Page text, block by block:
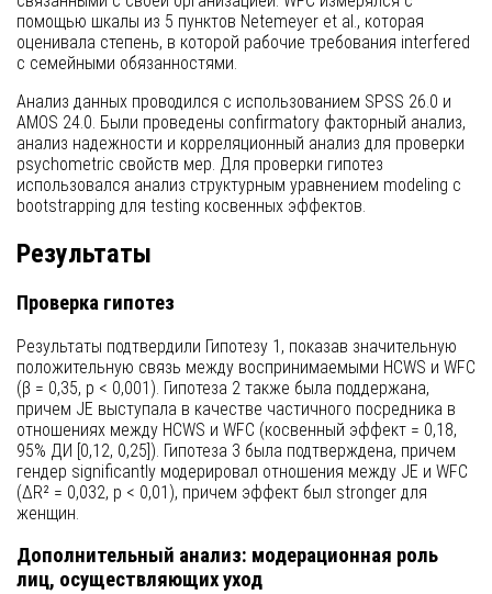
помощью шкалы из 5 пунктов Netemeyer et al., которая
оценивала степень, в которой рабочие требования interfered
с семейными обязанностями.
Анализ данных проводился с использованием SPSS 26.0 и
AMOS 24.0. Были проведены confirmatory факторный анализ,
анализ надежности и корреляционный анализ для проверки
psychometric свойств мер. Для проверки гипотез
использовался анализ структурным уравнением modeling с
bootstrapping для testing косвенных эффектов.
Результаты
Проверка гипотез
Результаты подтвердили Гипотезу 1, показав значительную
положительную связь между воспринимаемыми HCWS и WFC
(β = 0,35, p < 0,001). Гипотеза 2 также была поддержана,
причем JE выступала в качестве частичного посредника в
отношениях между HCWS и WFC (косвенный эффект = 0,18,
95% ДИ [0,12, 0,25]). Гипотеза 3 была подтверждена, причем
гендер significantly модерировал отношения между JE и WFC
(ΔR² = 0,032, p < 0,01), причем эффект был stronger для
женщин.
Дополнительный анализ: модерационная роль
лиц, осуществляющих уход